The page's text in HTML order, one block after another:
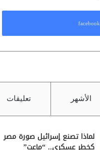
facebook
الأشهر تعليقات
لماذا تصنع إسرائيل صورة مصر
كخطر عسكري.. “ماعت”